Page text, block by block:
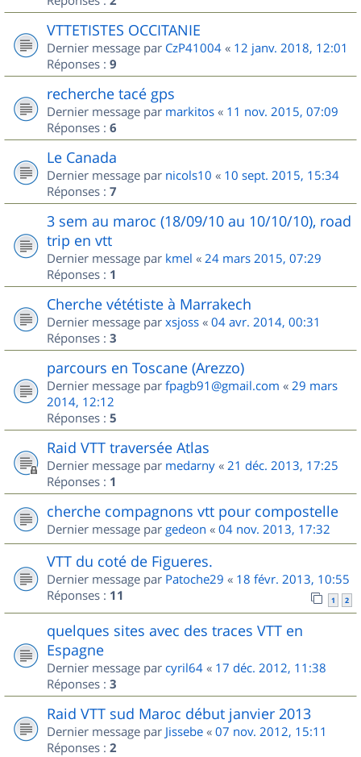
VTTETISTES OCCITANIE
Dernier message par CzP41004 « 12 janv. 2018, 12:01
Réponses : 9
recherche tacé gps
Dernier message par markitos « 11 nov. 2015, 07:09
Réponses : 6
Le Canada
Dernier message par nicols10 « 10 sept. 2015, 15:34
Réponses : 7
3 sem au maroc (18/09/10 au 10/10/10), road
trip en vtt
Dernier message par kmel « 24 mars 2015, 07:29
Réponses : 1
Cherche vététiste à Marrakech
Dernier message par xsjoss « 04 avr. 2014, 00:31
Réponses : 3
parcours en Toscane (Arezzo)
Dernier message par fpagb91@gmail.com « 29 mars
2014, 12:12
Réponses : 5
Raid VTT traversée Atlas
Dernier message par medarny « 21 déc. 2013, 17:25
Réponses : 1
cherche compagnons vtt pour compostelle
Dernier message par gedeon « 04 nov. 2013, 17:32
VTT du coté de Figueres.
Dernier message par Patoche29 « 18 févr. 2013, 10:55
Réponses : 11 1 2
quelques sites avec des traces VTT en
Espagne
Dernier message par cyril64 « 17 déc. 2012, 11:38
Réponses : 3
Raid VTT sud Maroc début janvier 2013
Dernier message par Jissebe « 07 nov. 2012, 15:11
Réponses : 2